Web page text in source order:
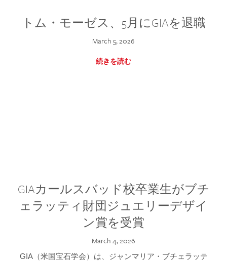
トム・モーゼス、5月にGIAを退職
March 5, 2026
続きを読む
GIAカールスバッド校卒業生がブチ
ェラッティ財団ジュエリーデザイ
ン賞を受賞
March 4, 2026
GIA（米国宝石学会）は、ジャンマリア・ブチェラッテ